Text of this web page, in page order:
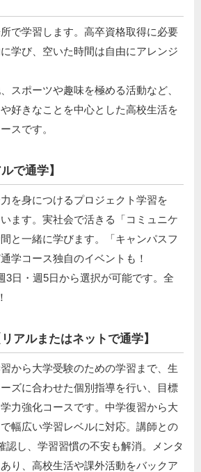
で学習します。高卒資格取得に必要
学び、空いた時間は自由にアレンジ
スポーツや趣味を極める活動など、
好きなことを中心とした高校生活を
スです。
で通学】
を身につけるプロジェクト学習を
います。実社会で活きる「コミュニケ
と一緒に学びます。「キャンパスフ
学コース独自のイベントも！
3日・週5日から選択が可能です。全
アルまたはネットで通学】
から大学受験のための学習まで、生
ズに合わせた個別指導を行い、目標
力強化コースです。中学復習から大
幅広い学習レベルに対応。講師との
認し、学習習慣の不安も解消。メンタ
り、高校生活や課外活動をバックア